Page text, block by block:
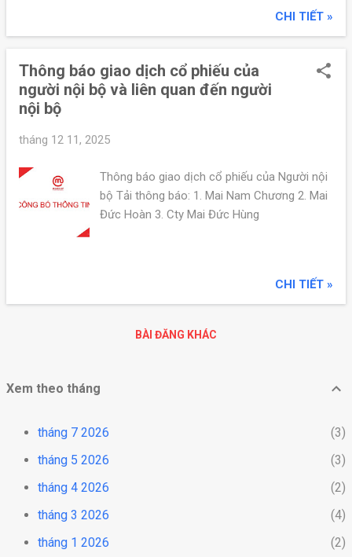
CHI TIẾT »
Thông báo giao dịch cổ phiếu của
người nội bộ và liên quan đến người
nội bộ
tháng 12 11, 2025
Thông báo giao dịch cổ phiếu của Người nội
bộ Tải thông báo: 1. Mai Nam Chương 2. Mai
Đức Hoàn 3. Cty Mai Đức Hùng
CHI TIẾT »
BÀI ĐĂNG KHÁC
Xem theo tháng
tháng 7 2026
3
tháng 5 2026
3
tháng 4 2026
2
tháng 3 2026
4
tháng 1 2026
2